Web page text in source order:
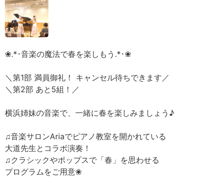
❀⁠.⁠*⁠･⁠音楽の魔法で春を楽しもう⁠.⁠*⁠･❀⁠
＼第1部 満員御礼！ キャンセル待ちできます／
＼第2部 あと5組！／
横浜姉妹の音楽で、一緒に春を楽しみましょう♪
♫音楽サロンAriaでピアノ教室を開かれている
大道先生とコラボ演奏！
♫クラシックやポップスで「春」を思わせる
プログラムをご用意❀